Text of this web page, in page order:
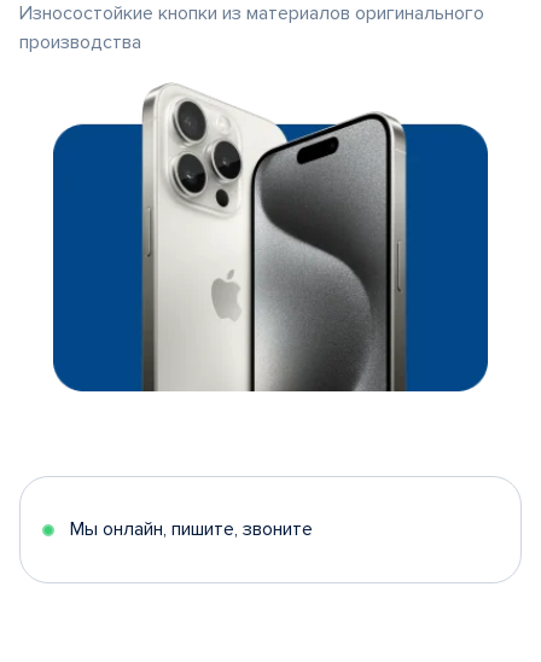
Износостойкие кнопки из материалов оригинального
производства
Мы онлайн, пишите, звоните